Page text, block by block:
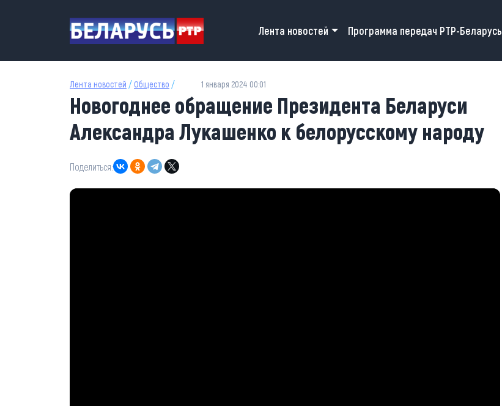
Main navigation
Лента новостей Программа передач РТР-Беларусь
Лента новостей / Общество / 1 января 2024 00:01
Новогоднее обращение Президента Беларуси
Александра Лукашенко к белорусскому народу
Поделиться: